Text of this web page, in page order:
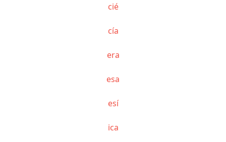
cié
cía
era
esa
esí
ica